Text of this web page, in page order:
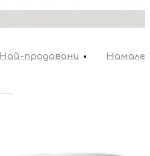
Най-продавани